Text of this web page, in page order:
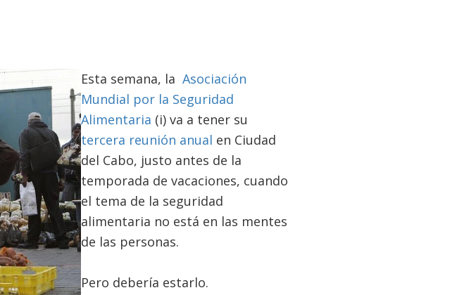
Esta semana, la Asociación
Mundial por la Seguridad
Alimentaria (i) va a tener su
tercera reunión anual en Ciudad
del Cabo, justo antes de la
temporada de vacaciones, cuando
el tema de la seguridad
alimentaria no está en las mentes
de las personas.
Pero debería estarlo.